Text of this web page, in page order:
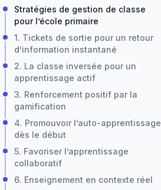
Stratégies de gestion de classe
pour l’école primaire
1. Tickets de sortie pour un retour
d’information instantané
2. La classe inversée pour un
apprentissage actif
3. Renforcement positif par la
gamification
4. Promouvoir l’auto-apprentissage
dès le début
5. Favoriser l’apprentissage
collaboratif
6. Enseignement en contexte réel